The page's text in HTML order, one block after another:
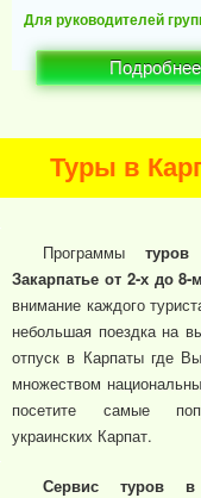
Для руководителей
Подробнее
Туры в
Программы
Закарпатье от 2-х до 8-
внимание каждого
небольшая поездка на
отпуск в Карпаты где
множеством
посетите самые
украинских Карпат.
Сервис туров в